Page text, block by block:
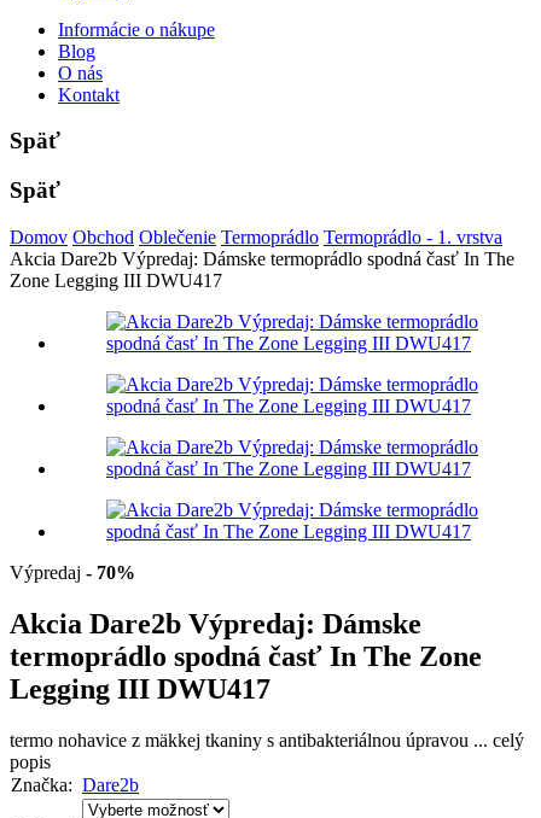
Informácie o nákupe
Blog
O nás
Kontakt
Späť
Späť
Domov Obchod Oblečenie Termoprádlo Termoprádlo - 1. vrstva
Akcia Dare2b Výpredaj: Dámske termoprádlo spodná časť In The
Zone Legging III DWU417
Výpredaj - 70%
Akcia Dare2b Výpredaj: Dámske
termoprádlo spodná časť In The Zone
Legging III DWU417
termo nohavice z mäkkej tkaniny s antibakteriálnou úpravou ... celý
popis
Značka: Dare2b